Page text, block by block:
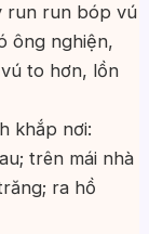
run run bóp vú
ông nghiện,
to hơn, lồn
khắp nơi:
trên mái nhà
ra hồ